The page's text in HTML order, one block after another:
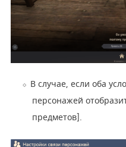
В случае, если оба
персонажей
предметов].